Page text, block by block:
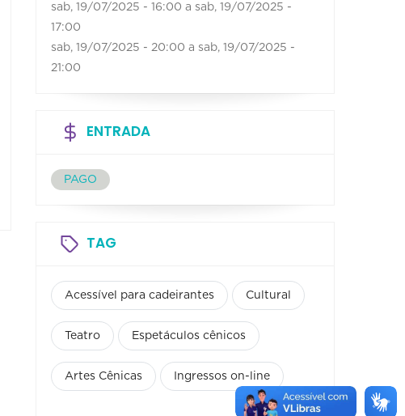
sab, 19/07/2025 - 16:00 a sab, 19/07/2025 -
17:00
sab, 19/07/2025 - 20:00 a sab, 19/07/2025 -
21:00
ENTRADA
PAGO
TAG
Acessível para cadeirantes Cultural
Teatro Espetáculos cênicos
Artes Cênicas Ingressos on-line